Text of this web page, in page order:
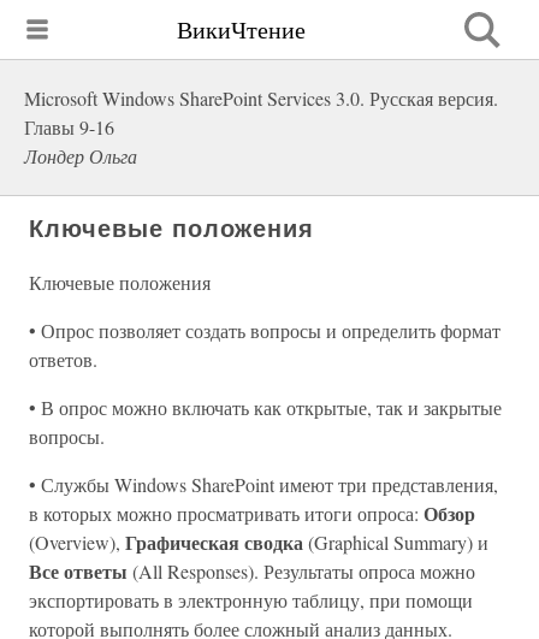
ВикиЧтение
Microsoft Windows SharePoint Services 3.0. Русская версия.
Главы 9-16
Лондер Ольга
Ключевые положения
Ключевые положения
• Опрос позволяет создать вопросы и определить формат
ответов.
• В опрос можно включать как открытые, так и закрытые
вопросы.
• Службы Windows SharePoint имеют три представления,
в которых можно просматривать итоги опроса: Обзор
(Overview), Графическая сводка(Graphical Summary) и
Все ответы (All Responses). Результаты опроса можно
экспортировать в электронную таблицу, при помощи
которой выполнять более сложный анализ данных.